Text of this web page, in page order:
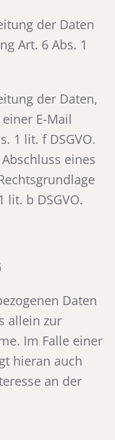
der Daten
Art. 6 Abs. 1
der Daten,
E-Mail
1 lit. f DSGVO.
eines
lit. b DSGVO.
Daten
allein zur
Im Falle einer
hieran auch
an der